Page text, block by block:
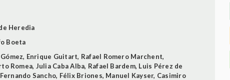
Heredia
Boeta
, Enrique Guitart, Rafael Romero Marchent,
Romea, Julia Caba Alba, Rafael Bardem, Luis Pérez de
Fernando Sancho, Félix Briones, Manuel Kayser, Casimiro